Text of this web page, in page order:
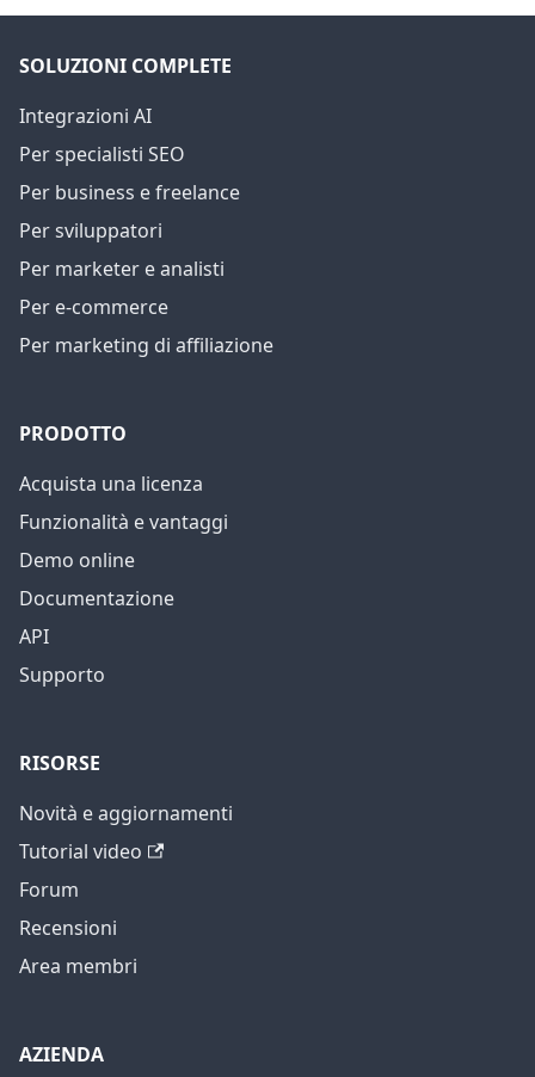
SOLUZIONI COMPLETE
Integrazioni AI
Per specialisti SEO
Per business e freelance
Per sviluppatori
Per marketer e analisti
Per e-commerce
Per marketing di affiliazione
PRODOTTO
Acquista una licenza
Funzionalità e vantaggi
Demo online
Documentazione
API
Supporto
RISORSE
Novità e aggiornamenti
Tutorial video
Forum
Recensioni
Area membri
AZIENDA